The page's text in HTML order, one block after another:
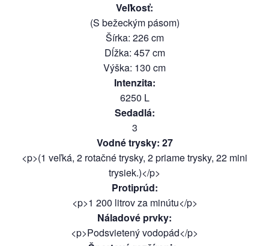
Veľkosť:
(S bežeckým pásom)
Šírka: 226cm
Dĺžka: 457cm
Výška: 130 cm
Intenzita:
6250 L
Sedadlá:
3
Vodné trysky: 27
<p>(1 veľká, 2 rotačné trysky, 2 priame trysky, 22 mini
trysiek.)</p>
Protiprúd:
<p>1 200 litrov za minútu</p>
Náladové prvky:
<p>Podsvietený vodopád</p>